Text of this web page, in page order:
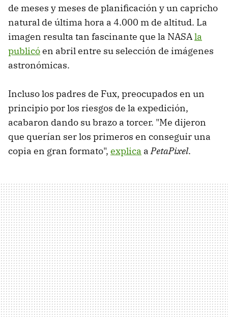
de meses y meses de planificación y un capricho
natural de última hora a 4.000 m de altitud. La
imagen resulta tan fascinante que la NASAla
publicóen abril entre su selección de imágenes
astronómicas.
Incluso los padres de Fux, preocupados en un
principio por los riesgos de la expedición,
acabaron dando su brazo a torcer. "Me dijeron
que querían ser los primeros en conseguir una
copia en gran formato", explica aPetaPixel.